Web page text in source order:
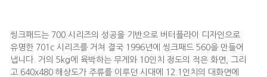
씽크패드는 700 시리즈의 성공을 기반으로 버터플라이 디자인으로
유명한 701c 시리즈를 거쳐 결국 1996년에 씽크패드 560을 만들어
냅니다. 거의 5kg에 육박하는 무게와 10인치 정도의 적은 화면, 그리
고 640x480 해상도가 주류를 이루던 시대에 12.1인치의 대화면에